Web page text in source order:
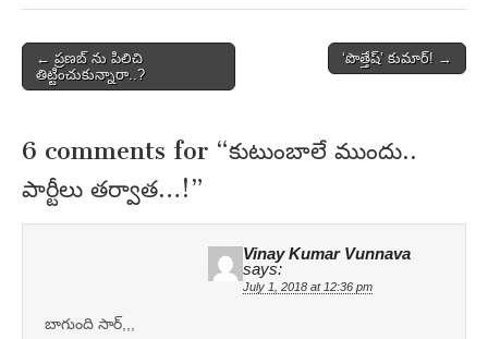
Post
navigation
← ప్రణబ్ ను పిలిచి
తిట్టించుకున్నారా..?
‘పొత్తేష్‌’ కుమార్‌! →
6 comments for “కుటుంబాలే ముందు..
పార్టీలు తర్వాత…!”
Vinay Kumar Vunnava
says:
July 1, 2018 at 12:36 pm
బాగుంది సార్,,,